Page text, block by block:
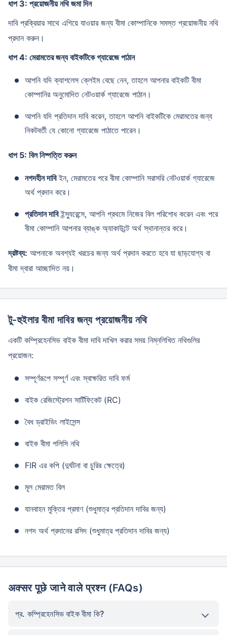
ধাপ 3: প্রয়োজনীয় নথি জমা দিন
দাবি প্রক্রিয়ার সাথে এগিয়ে যাওয়ার জন্য বীমা কোম্পানিকে সমস্ত প্রয়োজনীয় নথি
প্রদান করুন।
ধাপ 4: মেরামতের জন্য বাইকটিকে গ্যারেজে পাঠান
আপনি যদি ক্যাশলেস ক্লেইম বেছে নেন, তাহলে আপনার বাইকটি বীমা
কোম্পানির অনুমোদিত নেটওয়ার্ক গ্যারেজে পাঠান।
আপনি যদি প্রতিদান দাবি করেন, তাহলে আপনি বাইকটিকে মেরামতের জন্য
নিকটবর্তী যে কোনো গ্যারেজে পাঠাতে পারেন।
ধাপ 5: বিল নিষ্পত্তি করুন
নগদহীন দাবিইন, মেরামতের পরে বীমা কোম্পানি সরাসরি নেটওয়ার্ক গ্যারেজে
অর্থ প্রদান করে।
প্রতিদান দাবিইন্স্যুরেন্সে, আপনি প্রথমে নিজের বিল পরিশোধ করেন এবং পরে
বীমা কোম্পানি আপনার ব্যাঙ্ক অ্যাকাউন্টে অর্থ স্থানান্তর করে।
দ্রষ্টব্য: আপনাকে অবশ্যই খরচের জন্য অর্থ প্রদান করতে হবে যা ছাড়যোগ্য বা
বীমা দ্বারা আচ্ছাদিত নয়।
টু-হুইলার বীমা দাবির জন্য প্রয়োজনীয় নথি
একটি কম্প্রিহেনসিভ বাইক বীমা দাবি দাখিল করার সময় নিম্নলিখিত নথিগুলির
প্রয়োজন:
সম্পূর্ণরূপে সম্পূর্ণ এবং স্বাক্ষরিত দাবি ফর্ম
বাইক রেজিস্ট্রেশন সার্টিফিকেট (RC)
বৈধ ড্রাইভিং লাইসেন্স
বাইক বীমা পলিসি নথি
FIR এর কপি (দুর্ঘটনা বা চুরির ক্ষেত্রে)
মূল মেরামত বিল
যানবাহন মুক্তির প্রমাণ (শুধুমাত্র প্রতিদান দাবির জন্য)
নগদ অর্থ প্রদানের রসিদ (শুধুমাত্র প্রতিদান দাবির জন্য)
अक्सर पूछे जाने वाले प्रश्न (FAQs)
প্র. কম্প্রিহেনসিভ বাইক বীমা কি?